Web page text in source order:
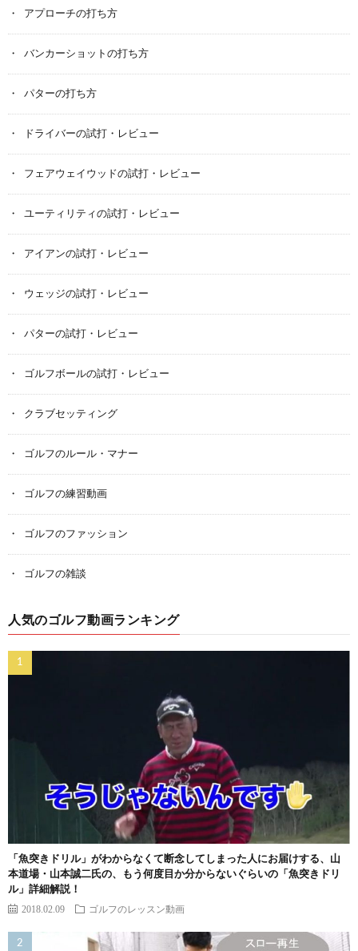
アプローチの打ち方
バンカーショットの打ち方
パターの打ち方
ドライバーの試打・レビュー
フェアウェイウッドの試打・レビュー
ユーティリティの試打・レビュー
アイアンの試打・レビュー
ウェッジの試打・レビュー
パターの試打・レビュー
ゴルフボールの試打・レビュー
クラブセッティング
ゴルフのルール・マナー
ゴルフの練習動画
ゴルフのファッション
ゴルフの雑談
人気のゴルフ動画ランキング
「魚突きドリル」がわからなくて断念してしまった人にお届けする、山
本道場・山本誠二氏の、もう何度目か分からないぐらいの「魚突きドリ
ル」詳細解説！
2018.02.09 ゴルフのレッスン動画